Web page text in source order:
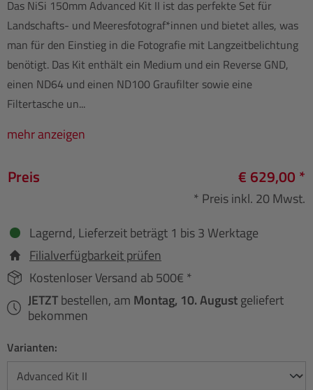
Das NiSi 150mm Advanced Kit II ist das perfekte Set für
Landschafts- und Meeresfotograf*innen und bietet alles, was
man für den Einstieg in die Fotografie mit Langzeitbelichtung
benötigt. Das Kit enthält ein Medium und ein Reverse GND,
einen ND64 und einen ND100 Graufilter sowie eine
Filtertasche un...
mehr anzeigen
Preis € 629,00 *
* Preis inkl. 20 Mwst.
Lagernd, Lieferzeit beträgt 1 bis 3 Werktage
Filialverfügbarkeit prüfen
Kostenloser Versand ab 500€ *
JETZTbestellen, am Montag, 10. Augustgeliefert
bekommen
Varianten: